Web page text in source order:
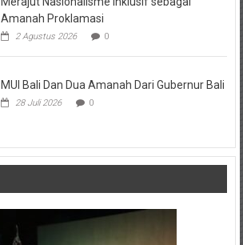
Amanah Proklamasi
2 Agustus 2026 0
MUI Bali Dan Dua Amanah Dari Gubernur Bali
28 Juli 2026 0